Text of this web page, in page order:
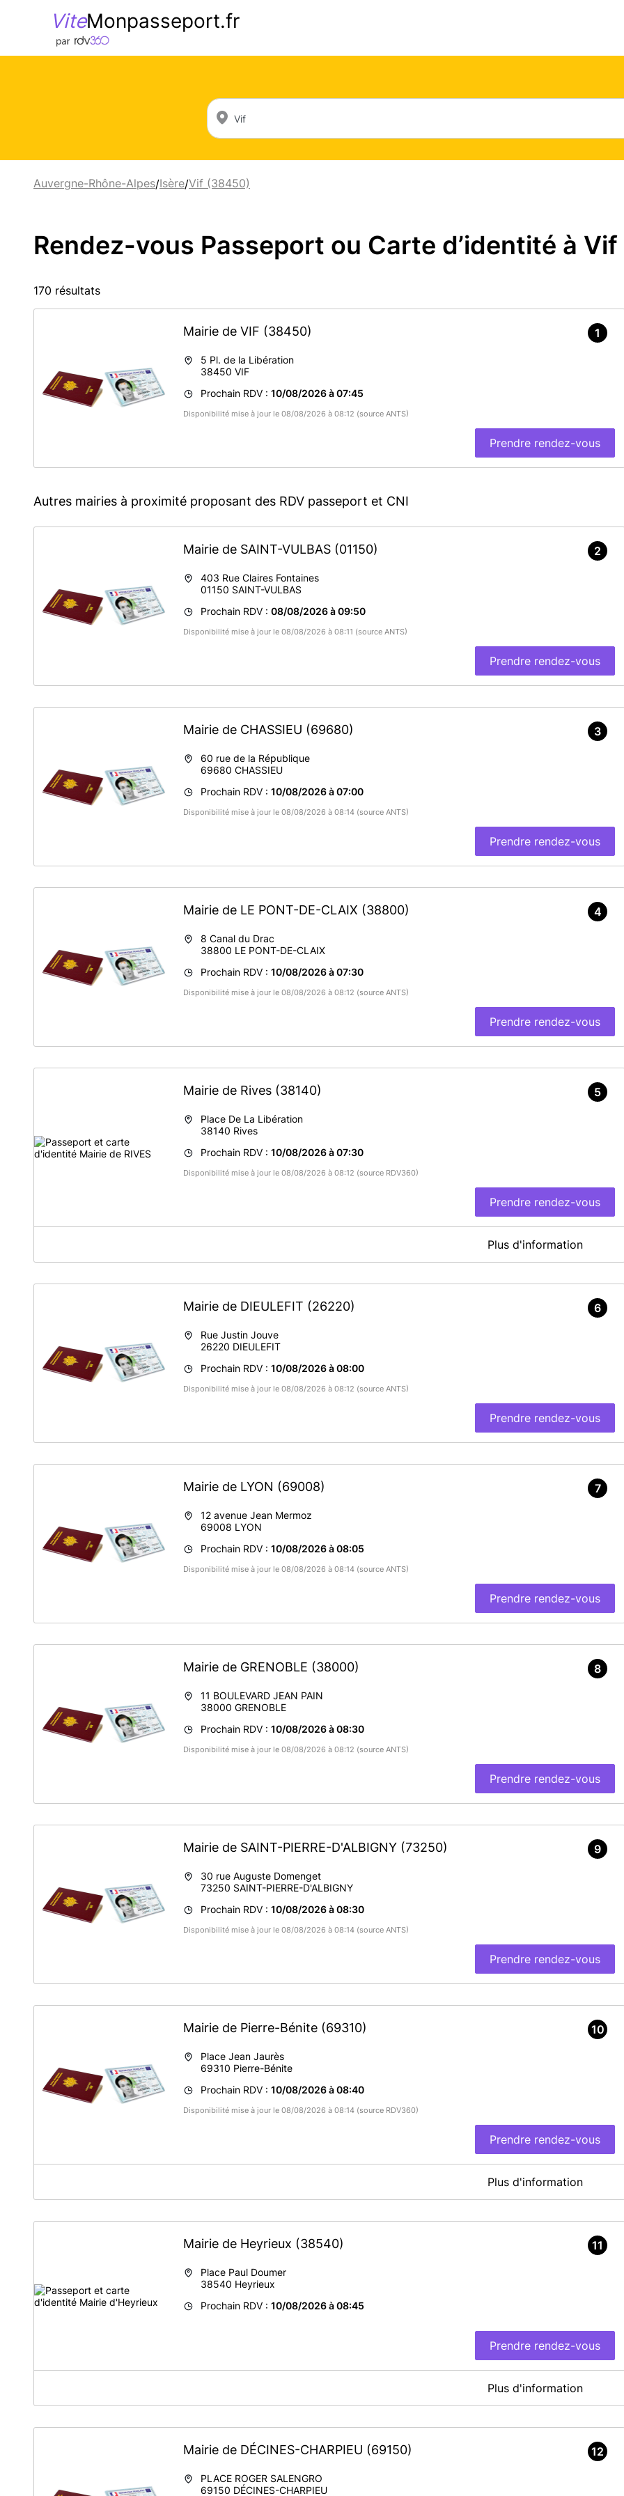
ViteMonpasseport.fr
Auvergne-Rhône-Alpes/Isère/Vif (38450)
Rendez-vous Passeport ou Carte d’identité à
170 résultats
Mairie de VIF (38450)
5 Pl. de la Libération
38450 VIF
Prochain RDV : 10/08/2026 à 07:45
Disponibilité mise à jour le 08/08/2026 à 08:12 (source ANTS)
Prendre rendez-vous
1
Autres mairies à proximité proposant des RDV passeport et CNI
Mairie de SAINT-VULBAS (01150)
403 Rue Claires Fontaines
01150 SAINT-VULBAS
Prochain RDV : 08/08/2026 à 09:50
Disponibilité mise à jour le 08/08/2026 à 08:11 (source ANTS)
Prendre rendez-vous
2
Mairie de CHASSIEU (69680)
60 rue de la République
69680 CHASSIEU
Prochain RDV : 10/08/2026 à 07:00
Disponibilité mise à jour le 08/08/2026 à 08:14 (source ANTS)
Prendre rendez-vous
3
Mairie de LE PONT-DE-CLAIX (38800)
8 Canal du Drac
38800 LE PONT-DE-CLAIX
Prochain RDV : 10/08/2026 à 07:30
Disponibilité mise à jour le 08/08/2026 à 08:12 (source ANTS)
Prendre rendez-vous
4
Mairie de Rives (38140)
Place De La Libération
38140 Rives
Prochain RDV : 10/08/2026 à 07:30
Disponibilité mise à jour le 08/08/2026 à 08:12 (source RDV360)
Prendre rendez-vous
5
titres.
En cas de perte ou de vol de vos documents, merci d'apporter votre attestation de remise du titre.
Plus d'information
Mairie de DIEULEFIT (26220)
Rue Justin Jouve
26220 DIEULEFIT
Prochain RDV : 10/08/2026 à 08:00
Disponibilité mise à jour le 08/08/2026 à 08:12 (source ANTS)
Prendre rendez-vous
6
Mairie de LYON (69008)
12 avenue Jean Mermoz
69008 LYON
Prochain RDV : 10/08/2026 à 08:05
Disponibilité mise à jour le 08/08/2026 à 08:14 (source ANTS)
Prendre rendez-vous
7
Mairie de GRENOBLE (38000)
11 BOULEVARD JEAN PAIN
38000 GRENOBLE
Prochain RDV : 10/08/2026 à 08:30
Disponibilité mise à jour le 08/08/2026 à 08:12 (source ANTS)
Prendre rendez-vous
8
Mairie de SAINT-PIERRE-D'ALBIGNY (73250)
30 rue Auguste Domenget
73250 SAINT-PIERRE-D'ALBIGNY
Prochain RDV : 10/08/2026 à 08:30
Disponibilité mise à jour le 08/08/2026 à 08:14 (source ANTS)
Prendre rendez-vous
9
Mairie de Pierre-Bénite (69310)
Place Jean Jaurès
69310 Pierre-Bénite
Prochain RDV : 10/08/2026 à 08:40
Disponibilité mise à jour le 08/08/2026 à 08:14 (source RDV360)
Prendre rendez-vous
10
En savoir plus
Plus d'information
Mairie de Heyrieux (38540)
Place Paul Doumer
38540 Heyrieux
Prochain RDV : 10/08/2026 à 08:45
Prendre rendez-vous
11
dossier passeport et CNI.
Plus d'information
Mairie de DÉCINES-CHARPIEU (69150)
PLACE ROGER SALENGRO
69150 DÉCINES-CHARPIEU
12